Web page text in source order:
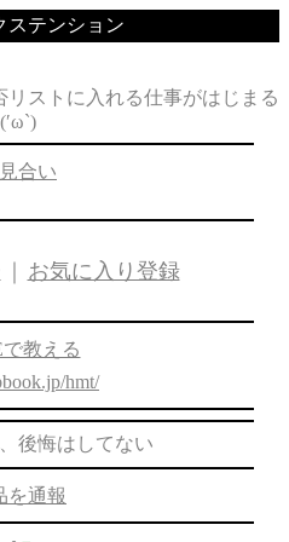
ステンション
ストに入れる仕事がはじまる
(′ω`)
合い
お気に入り登録
教える
hmt/
後悔はしてない
を通報